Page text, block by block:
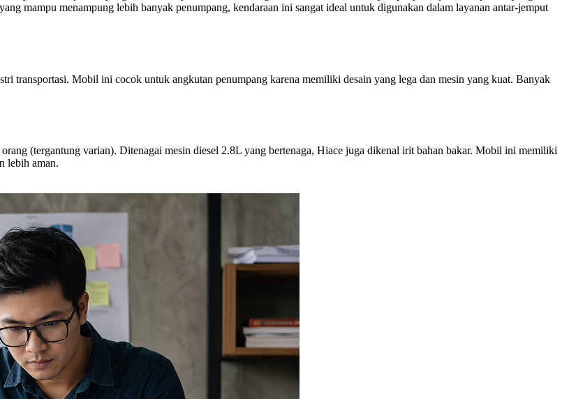
mampu menampung lebih banyak penumpang, kendaraan ini sangat ideal untuk digunakan dalam layanan antar-jemput
transportasi. Mobil ini cocok untuk angkutan penumpang karena memiliki desain yang lega dan mesin yang kuat. Banyak
(tergantung varian). Ditenagai mesin diesel 2.8L yang bertenaga, Hiace juga dikenal irit bahan bakar. Mobil ini memiliki
lebih aman.